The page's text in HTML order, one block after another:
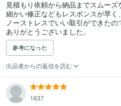
見積もり依頼から納品までスムーズ
細かい修正などもレスポンスが早く、
ノーストレスでいい取引ができたの
ありがとうございました。
参考になった
出品者からの返信を読む
1637